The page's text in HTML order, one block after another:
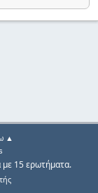
▲
με 15 ερωτήματα.